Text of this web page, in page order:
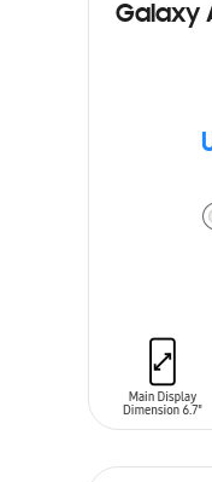
Galaxy